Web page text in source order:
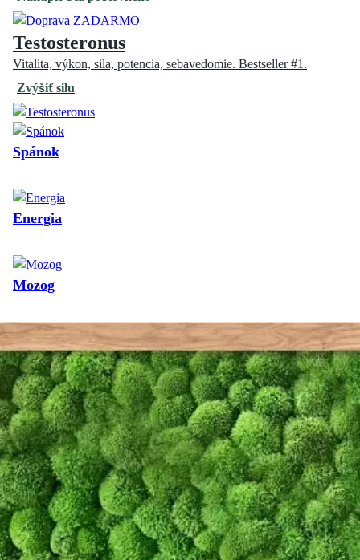
Testosteronus
Vitalita, výkon, sila, potencia, sebavedomie. Bestseller #1.
Zvýšiť silu
Spánok
Energia
Mozog